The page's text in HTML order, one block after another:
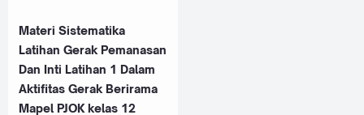
Materi Sistematika
Latihan Gerak Pemanasan
Dan Inti Latihan 1 Dalam
Aktifitas Gerak Berirama
Mapel PJOK kelas 12